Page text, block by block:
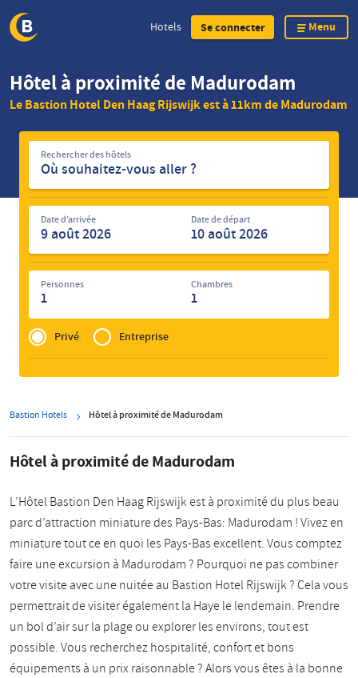
main
Hotels Se connecter Menu
Hôtel à proximité de Madurodam
Le Bastion Hotel Den Haag Rijswijk est à 11km de Madurodam
Rechercher
hôtels
Rechercher des hôtels
Date d’arrivée Date de départ
Personnes
1
Chambres
1
Privé
of
Zakelijk
Privé Entreprise
Bastion Hotels Hôtel à proximité de Madurodam
Hôtel à proximité de Madurodam
L’Hôtel Bastion Den Haag Rijswijk est à proximité du plus beau
parc d’attraction miniature des Pays-Bas: Madurodam ! Vivez en
miniature tout ce en quoi les Pays-Bas excellent. Vous comptez
faire une excursion à Madurodam ? Pourquoi ne pas combiner
votre visite avec une nuitée au Bastion Hotel Rijswijk ? Cela vous
permettrait de visiter également la Haye le lendemain. Prendre
un bol d’air sur la plage ou explorer les environs, tout est
possible. Vous recherchez hospitalité, confort et bons
équipements à un prix raisonnable ? Alors vous êtes à la bonne